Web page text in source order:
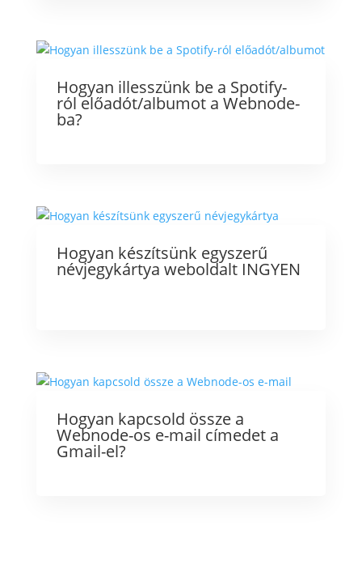
Hogyan illesszünk be a Spotify-
ról előadót/albumot a Webnode-
ba?
Hogyan készítsünk egyszerű
névjegykártya weboldalt INGYEN
Hogyan kapcsold össze a
Webnode-os e-mail címedet a
Gmail-el?